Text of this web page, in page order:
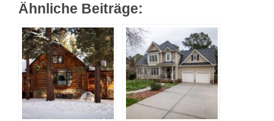
Ähnliche Beiträge: